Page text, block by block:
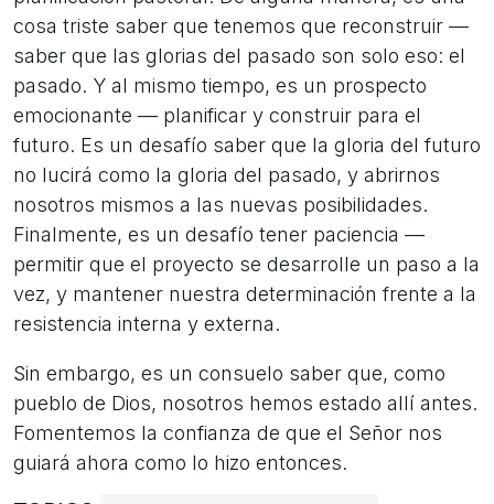
cosa triste saber que tenemos que reconstruir —
saber que las glorias del pasado son solo eso: el
pasado. Y al mismo tiempo, es un prospecto
emocionante — planificar y construir para el
futuro. Es un desafío saber que la gloria del futuro
no lucirá como la gloria del pasado, y abrirnos
nosotros mismos a las nuevas posibilidades.
Finalmente, es un desafío tener paciencia —
permitir que el proyecto se desarrolle un paso a la
vez, y mantener nuestra determinación frente a la
resistencia interna y externa.
Sin embargo, es un consuelo saber que, como
pueblo de Dios, nosotros hemos estado allí antes.
Fomentemos la confianza de que el Señor nos
guiará ahora como lo hizo entonces.